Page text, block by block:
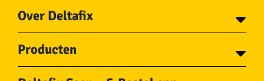
Over Deltafix
Voor gemeentes
Over Deltafix
Producten